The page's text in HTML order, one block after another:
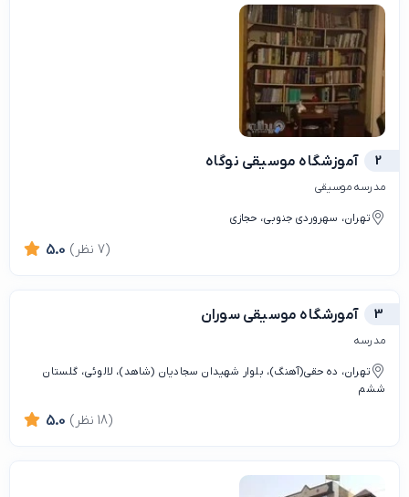
2 آموزشگاه موسیقی نوگاه
مدرسه موسیقی
تهران، سهروردی جنوبی، حجازی
5.0 (7 نظر)
3 آمورشگاه موسیقی سوران
مدرسه
تهران، ده حقی(آهنگ)، بلوار شهیدان سجادیان (شاهد)، لالوئی، گلستان
ششم
5.0 (18 نظر)